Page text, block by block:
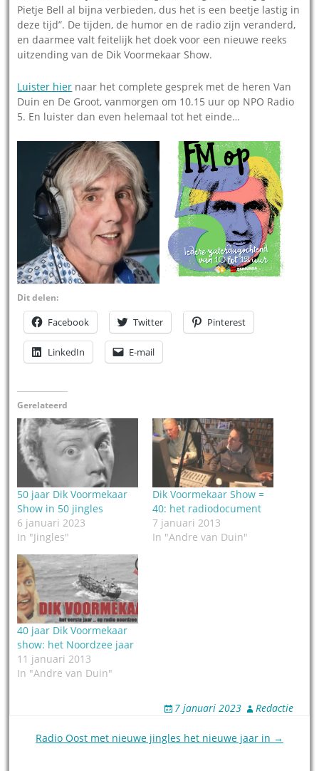
Pietje Bell al bijna verbieden, dus het is een beetje lastig in
deze tijd”. De tijden, de humor en de radio zijn veranderd,
en daarmee valt feitelijk het doek voor een nieuwe reeks
uitzending van de Dik Voormekaar Show.
Luister hier naar het complete gesprek met de heren Van
Duin en De Groot, vanmorgen om 10.15 uur op NPO Radio
5. En luister dan even helemaal tot het einde…
Dit delen:
Facebook Twitter Pinterest
LinkedIn E-mail
Gerelateerd
50 jaar Dik Voormekaar
Show in 50 jingles
6 januari 2023
In "Jingles"
Dik Voormekaar Show =
40: het radiodocument
7 januari 2013
In "Andre van Duin"
40 jaar Dik Voormekaar
show: het Noordzee jaar
11 januari 2013
In "Andre van Duin"
7 januari 2023 Redactie
PostRadio Oost met nieuwe jingles het nieuwe jaar in →